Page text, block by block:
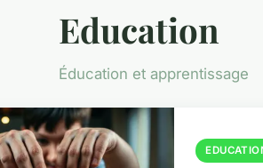
Education
Éducation et apprentissage